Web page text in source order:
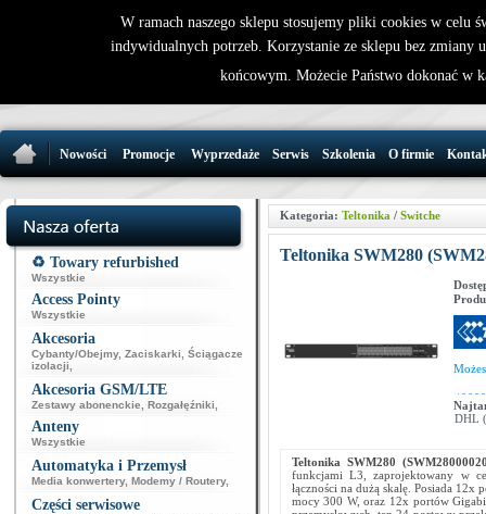
32 721 86
Nowości Promocje Wyprzedaże Serwis Szkolenia O firmie
♻️ Towary refurbished
Wszystkie
Access Pointy
Wszystkie
Akcesoria
Cybanty/Obejmy, Zaciskarki
Ściągacze
izolacji
Akcesoria GSM/LTE
Zestawy abonenckie Rozgałęźniki
Anteny
Wszystkie
Automatyka i Przemysł
Media konwertery, Modemy / Routery,
Części serwisowe
Kategoria: Teltonika / Switche
Teltonika SWM280
DHL
Teltonika SWM280
funkcjami L3, zaprojektowany w
łączności na dużą skalę. Posiada
mocy 300 W, oraz 12x portów
W ramach naszego sklepu stosujemy pliki cookies w celu
indywidualnych potrzeb. Korzystanie ze sklepu bez zmiany
końcowym. Możecie Państwo dokonać w